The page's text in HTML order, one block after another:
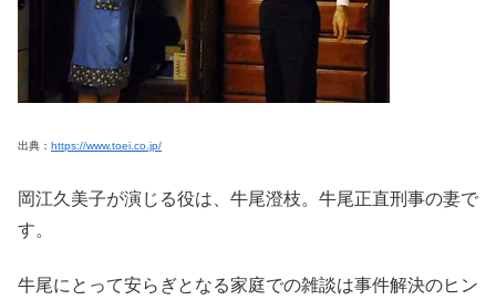
出典： https://www.toei.co.jp/
岡江久美子が演じる役は、牛尾澄枝。牛尾正直刑事の妻で
す。
牛尾にとって安らぎとなる家庭での雑談は事件解決のヒン